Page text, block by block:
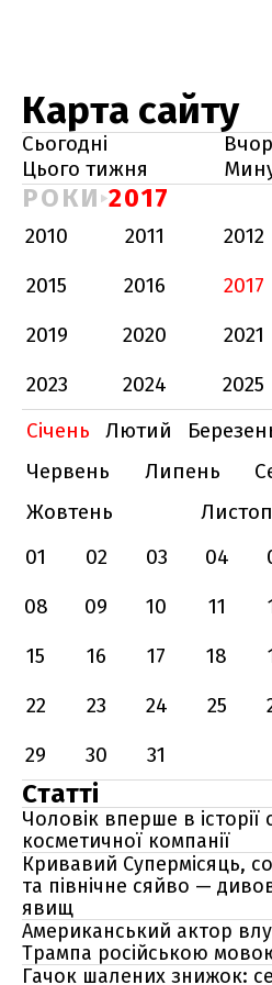
Карта сайту
Сьогодні
Цього тижня
РОКИ 2017
2010 2011 2012
2015
2016 2017
2019
2020 2021
2023
2024 2025
Січень
Лютий
Червень
Липень
Жовтень
01
02 03 04
08
09 10 11
15
16 17 18
22
23 24 25
29
30 31
Статті
Чоловік вперше в
косметичної компанії
Кривавий Супермісяць,
та північне сяйво —
явищ
Американський актор
Трампа російською
Гачок шалених знижок: